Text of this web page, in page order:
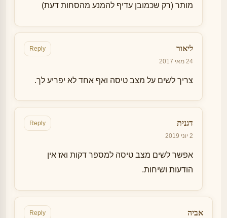
מותר (רק שכמובן עדיף להמנע מהסחות דעת)
ליאור
24 מאי 2017
Reply
צריך לשים על מצב טיסה ואף אחד לא יפריע לך.
דגנית
2 יוני 2019
Reply
אפשר לשים מצב טיסה למספר דקות ואז אין
הודעות ושיחות.
אביה Reply